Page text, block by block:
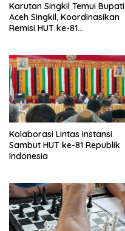
Karutan Singkil Temui Bupati
Aceh Singkil, Koordinasikan
Remisi HUT ke-81
Kolaborasi Lintas Instansi
Sambut HUT ke-81 Republik
Indonesia